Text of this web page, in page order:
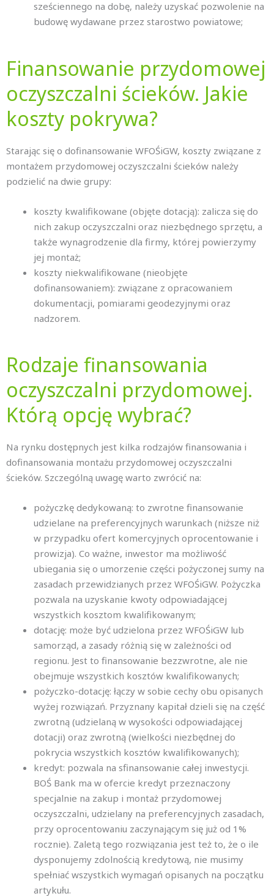
sześciennego na dobę, należy uzyskać pozwolenie na
budowę wydawane przez starostwo powiatowe;
Finansowanie przydomowej
oczyszczalni ścieków. Jakie
koszty pokrywa?
Starając się o dofinansowanie WFOŚiGW, koszty związane z
montażem przydomowej oczyszczalni ścieków należy
podzielić na dwie grupy:
koszty kwalifikowane (objęte dotacją): zalicza się do
nich zakup oczyszczalni oraz niezbędnego sprzętu, a
także wynagrodzenie dla firmy, której powierzymy
jej montaż;
koszty niekwalifikowane (nieobjęte
dofinansowaniem): związane z opracowaniem
dokumentacji, pomiarami geodezyjnymi oraz
nadzorem.
Rodzaje finansowania
oczyszczalni przydomowej.
Którą opcję wybrać?
Na rynku dostępnych jest kilka rodzajów finansowania i
dofinansowania montażu przydomowej oczyszczalni
ścieków. Szczególną uwagę warto zwrócić na:
pożyczkę dedykowaną: to zwrotne finansowanie
udzielane na preferencyjnych warunkach (niższe niż
w przypadku ofert komercyjnych oprocentowanie i
prowizja). Co ważne, inwestor ma możliwość
ubiegania się o umorzenie części pożyczonej sumy na
zasadach przewidzianych przez WFOŚiGW. Pożyczka
pozwala na uzyskanie kwoty odpowiadającej
wszystkich kosztom kwalifikowanym;
dotację: może być udzielona przez WFOŚiGW lub
samorząd, a zasady różnią się w zależności od
regionu. Jest to finansowanie bezzwrotne, ale nie
obejmuje wszystkich kosztów kwalifikowanych;
pożyczko-dotację: łączy w sobie cechy obu opisanych
wyżej rozwiązań. Przyznany kapitał dzieli się na część
zwrotną (udzielaną w wysokości odpowiadającej
dotacji) oraz zwrotną (wielkości niezbędnej do
pokrycia wszystkich kosztów kwalifikowanych);
kredyt: pozwala na sfinansowanie całej inwestycji.
BOŚ Bank ma w ofercie kredyt przeznaczony
specjalnie na zakup i montaż przydomowej
oczyszczalni, udzielany na preferencyjnych zasadach,
przy oprocentowaniu zaczynającym się już od 1%
rocznie). Zaletą tego rozwiązania jest też to, że o ile
dysponujemy zdolnością kredytową, nie musimy
spełniać wszystkich wymagań opisanych na początku
artykułu.